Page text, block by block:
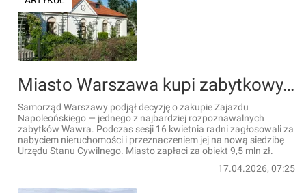
Miasto Warszawa kupi zabytkowy, blisko 500 letni Zajazd Napoleoński. Co w nim powstanie?
Samorząd Warszawy podjął decyzję o zakupie Zajazdu
Napoleońskiego — jednego z najbardziej rozpoznawalnych
zabytków Wawra. Podczas sesji 16 kwietnia radni zagłosowali za
nabyciem nieruchomości i przeznaczeniem jej na nową siedzibę
Urzędu Stanu Cywilnego. Miasto zapłaci za obiekt 9,5 mln zł.
17.04.2026, 07:25